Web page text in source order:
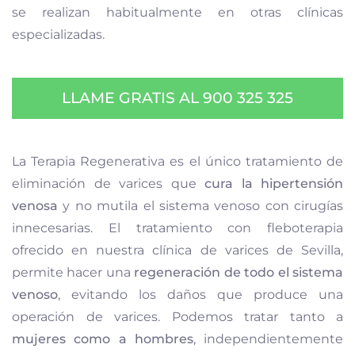
se realizan habitualmente en otras clínicas
especializadas.
LLAME GRATIS AL 900 325 325
La Terapia Regenerativa es el único tratamiento de
eliminación de varices que cura la hipertensión
venosa y no mutila el sistema venoso con cirugías
innecesarias. El tratamiento con fleboterapia
ofrecido en nuestra clínica de varices de Sevilla,
permite hacer una regeneración de todo el sistema
venoso, evitando los daños que produce una
operación de varices. Podemos tratar tanto a
mujeres como a hombres, independientemente